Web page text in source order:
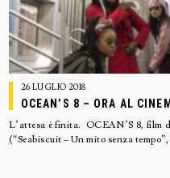
26 LUGLIO 2018
OCEAN’S 8 – ORA AL
L’attesa è finita. OCEAN’S 8, film
(“Seabiscuit – Un mito senza